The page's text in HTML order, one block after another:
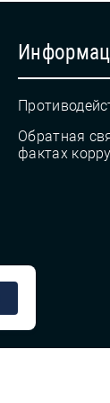
Обратная
фактах